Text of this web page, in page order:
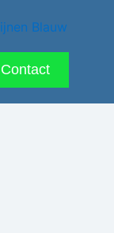
Contact